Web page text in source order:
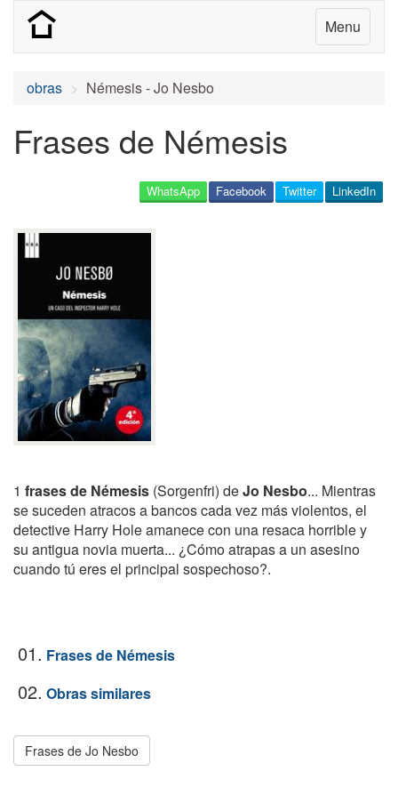
Menu
obras Némesis - Jo Nesbo
Frases de Némesis
LinkedIn
Twitter
Facebook
WhatsApp
1 frases de Némesis (Sorgenfri) deJo Nesbo... Mientras
se suceden atracos a bancos cada vez más violentos, el
detective Harry Hole amanece con una resaca horrible y
su antigua novia muerta... ¿Cómo atrapas a un asesino
cuando tú eres el principal sospechoso?.
01. Frases de Némesis
02. Obras similares
Frases de Jo Nesbo